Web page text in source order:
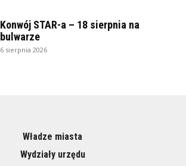
Konwój STAR-a – 18 sierpnia na
bulwarze
6 sierpnia 2026
Władze miasta
Wydziały urzędu